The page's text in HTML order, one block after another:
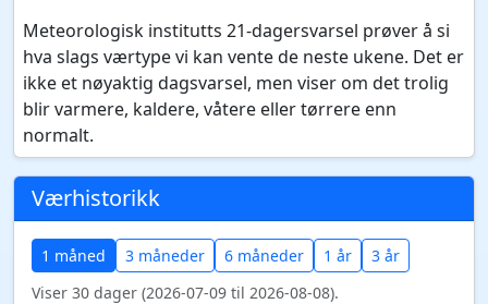
Meteorologisk institutts 21-dagersvarsel prøver å si
hva slags værtype vi kan vente de neste ukene. Det er
ikke et nøyaktig dagsvarsel, men viser om det trolig
blir varmere, kaldere, våtere eller tørrere enn
normalt.
Værhistorikk
1 måned 3 måneder 6 måneder 1 år
3 år
Viser 30 dager (2026-07-09 til 2026-08-08).